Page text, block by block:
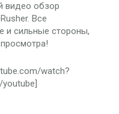
видео обзор
Все
и сильные стороны,
watch?
youtube]